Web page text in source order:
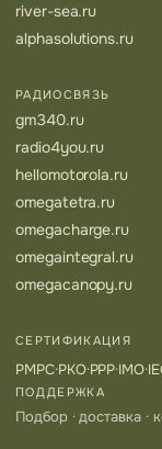
river-sea.ru
alphasolutions.ru
РАДИОСВЯЗЬ
gm340.ru
radio4you.ru
hellomotorola.ru
omegatetra.ru
omegacharge.ru
omegaintegral.ru
omegacanopy.ru
СЕРТИФИКАЦИЯ
РМРС·РКО·РРР·IMO·
ПОДДЕРЖКА
Подбор · доставка ·